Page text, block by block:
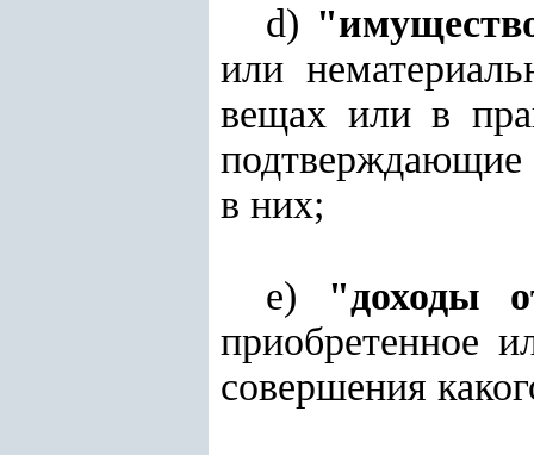
d)
или
вещах или в
подтверждающие
в них;
e) "доходы
приобретенное
совершения